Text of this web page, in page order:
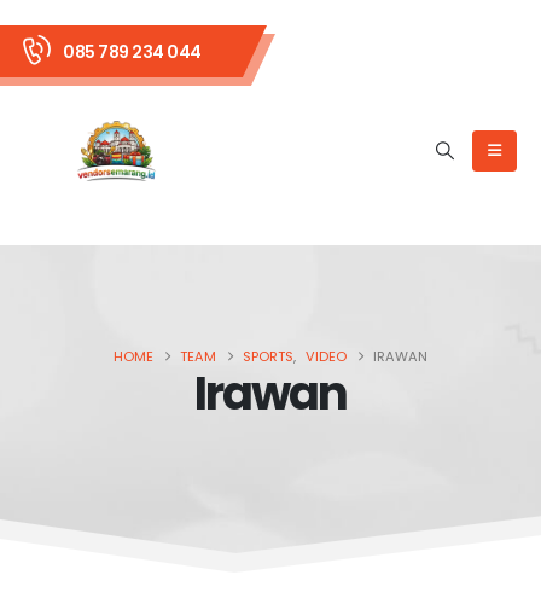
085 789 234 044
HOME TEAM SPORTS, VIDEO IRAWAN
Irawan